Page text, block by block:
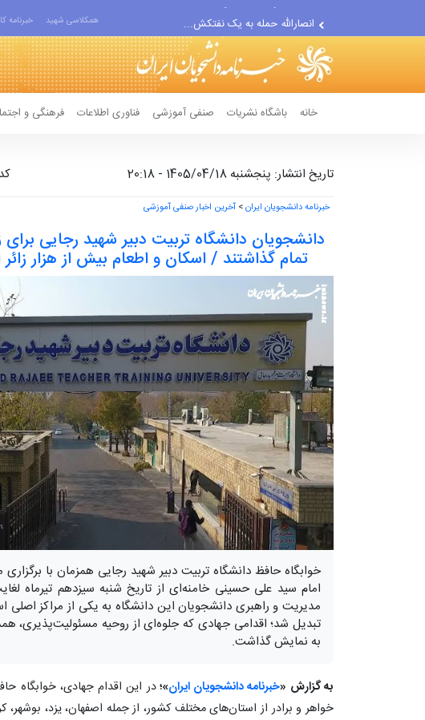
رژیم حقوقی جدید هرمز/ ترامپ...
ترامپ باید با درد اقتصادیِ...
افت صادرات نفت آمریکا به...
انصارالله حمله به یک نفتکش...
همکلاسی شهید خبرنامه
خانه باشگاه نشریات صنفی آموزشی فناوری اطلاعات فرهنگی و
تاریخ انتشار: پنجشنبه 1405/04/18 - 20:18 کد
خبرنامه دانشجویان ایران> آخرین اخبار صنفی آموزشی
دانشجویان دانشگاه تربیت دبیر شهید رجایی
تمام گذاشتند / اسکان و اطعام بیش از هزار
خوابگاه حافظ دانشگاه تربیت دبیر شهید رجایی همزمان با
امام سید علی حسینی خامنه‌ای از تاریخ شنبه سیزدهم تیرماه
مدیریت و راهبری دانشجویان این دانشگاه به یکی از مراکز اصلی
تبدیل شد؛ اقدامی جهادی که جلوه‌ای از روحیه مسئولیت‌پذیری،
به نمایش گذاشت.
به گزارش «خبرنامه دانشجویان ایران»؛در این اقدام جهادی، خوابگاه
خواهر و برادر از استان‌های مختلف کشور، از جمله اصفهان، یزد، بوشهر،